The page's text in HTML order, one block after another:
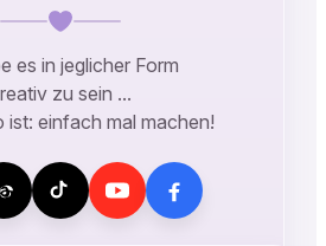
es in jeglicher Form
zu sein …
ist: einfach mal machen!